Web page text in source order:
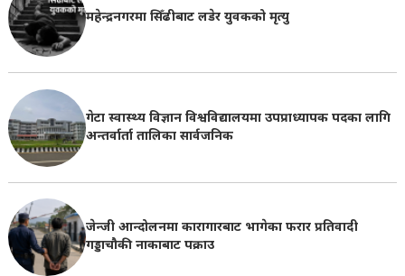
महेन्द्रनगरमा सिँढीबाट लडेर युवकको मृत्यु
गेटा स्वास्थ्य विज्ञान विश्वविद्यालयमा उपप्राध्यापक पदका लागि
अन्तर्वार्ता तालिका सार्वजनिक
जेन्जी आन्दोलनमा कारागारबाट भागेका फरार प्रतिवादी
गड्डाचौकी नाकाबाट पक्राउ